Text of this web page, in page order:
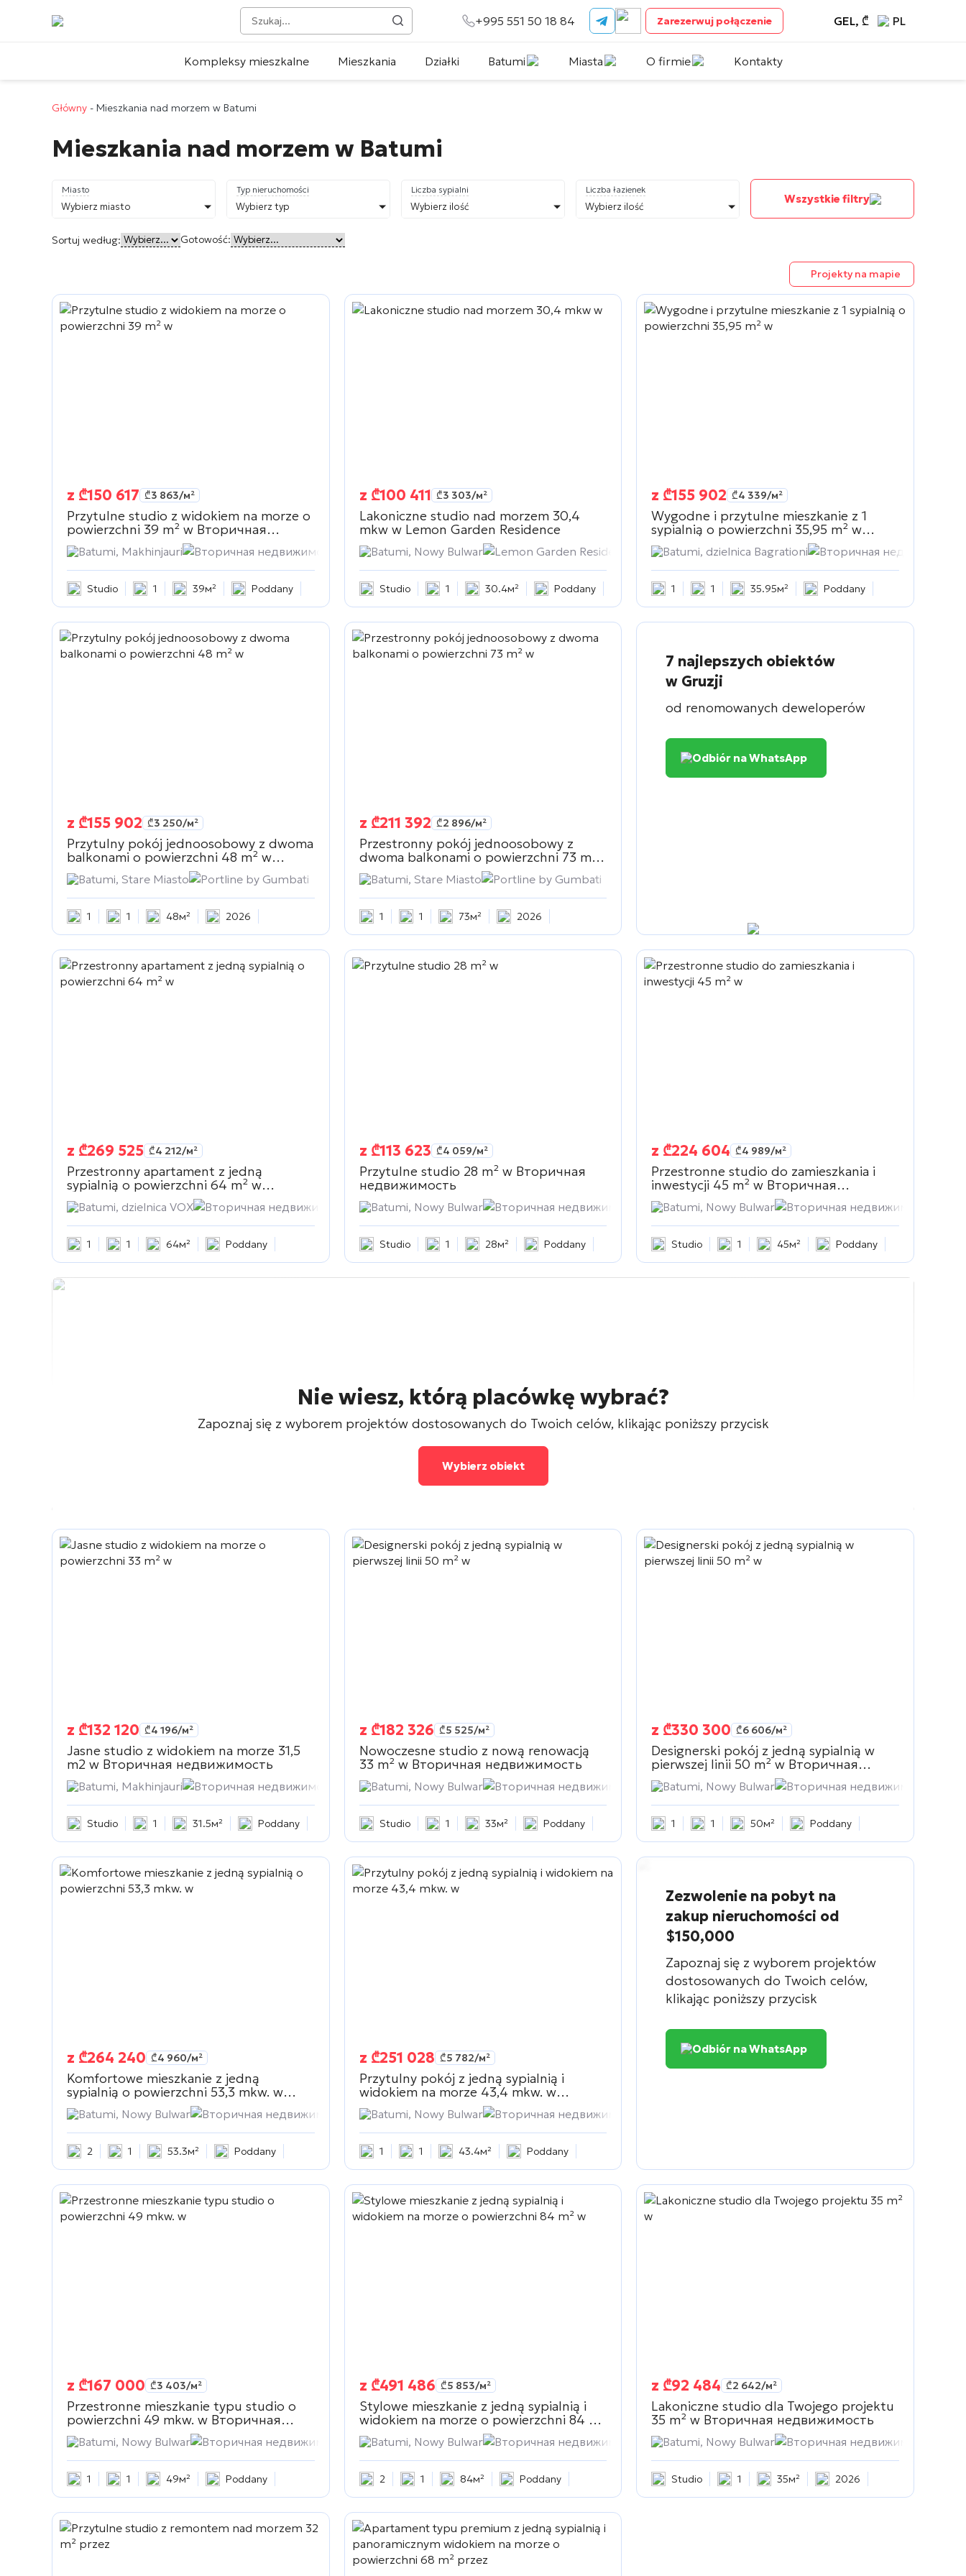
+995 551 50 18 84 Zarezerwuj połączenie GEL, ₾ PL
Kompleksy mieszkalne Mieszkania Działki Batumi Miasta O firmie Kontakty
Główny - Mieszkania nad morzem w Batumi
Mieszkania nad morzem w Batumi
Miasto
Wybierz miasto
Typ nieruchomości
Wybierz typ
Liczba sypialni
Wybierz ilość
Liczba łazienek
Wybierz ilość
Wszystkie filtry
Sortuj według: Gotowość:
Projekty na mapie
z ₾150 617 ₾3 863/м²
Przytulne studio z widokiem na morze o
powierzchni 39 m² w Вторичная
недвижимость
Batumi, Makhinjauri Вторичная недвижимость
Studio 1 39м² Poddany
z ₾100 411 ₾3 303/м²
Lakoniczne studio nad morzem 30,4
mkw wLemon Garden Residence
Batumi, Nowy Bulwar Lemon Garden Residence
Studio 1 30.4м² Poddany
z ₾155 902 ₾4 339/м²
Wygodne i przytulne mieszkanie z 1
sypialnią o powierzchni 35,95 m² w
Вторичная недвижимость
Batumi, dzielnica Bagrationi Вторичная
1 1 35.95м² Poddany
z ₾155 902 ₾3 250/м²
Przytulny pokój jednoosobowy z dwoma
balkonami o powierzchni 48 m² w
Portline by Gumbati
Batumi, Stare Miasto Portline by Gumbati
1 1 48м² 2026
z ₾211 392 ₾2 896/м²
Przestronny pokój jednoosobowy z
dwoma balkonami o powierzchni 73 m²
wPortline by Gumbati
Batumi, Stare Miasto Portline by Gumbati
1 1 73м² 2026
7 najlepszych obiektów
w Gruzji
od renomowanych deweloperów
Odbiór na WhatsApp
z ₾269 525 ₾4 212/м²
Przestronny apartament z jedną
sypialnią o powierzchni 64 m² w
Вторичная недвижимость
Batumi, dzielnica VOX Вторичная недвижимость
1 1 64м² Poddany
z ₾113 623 ₾4 059/м²
Przytulne studio 28 m² wВторичная
недвижимость
Batumi, Nowy Bulwar Вторичная недвижимость
Studio 1 28м² Poddany
z ₾224 604 ₾4 989/м²
Przestronne studio do zamieszkania i
inwestycji 45 m² w Вторичная
недвижимость
Batumi, Nowy Bulwar Вторичная недвижимость
Studio 1 45м² Poddany
Nie wiesz, którą placówkę wybrać?
Zapoznaj się z wyborem projektów dostosowanych do Twoich celów, klikając poniższy przycisk
Wybierz obiekt
z ₾132 120 ₾4 196/м²
Jasne studio z widokiem na morze 31,5
m2 w Вторичная недвижимость
Batumi, Makhinjauri Вторичная недвижимость
Studio 1 31.5м² Poddany
z ₾182 326 ₾5 525/м²
Nowoczesne studio z nową renowacją
33 m² wВторичная недвижимость
Batumi, Nowy Bulwar Вторичная недвижимость
Studio 1 33м² Poddany
z ₾330 300 ₾6 606/м²
Designerski pokój z jedną sypialnią w
pierwszej linii 50 m² w Вторичная
недвижимость
Batumi, Nowy Bulwar Вторичная недвижимость
1 1 50м² Poddany
z ₾264 240 ₾4 960/м²
Komfortowe mieszkanie z jedną
sypialnią o powierzchni 53,3 mkw. w
Вторичная недвижимость
Batumi, Nowy Bulwar Вторичная недвижимость
2 1 53.3м² Poddany
z ₾251 028 ₾5 782/м²
Przytulny pokój z jedną sypialnią i
widokiem na morze 43,4 mkw. w
Вторичная недвижимость
Batumi, Nowy Bulwar Вторичная недвижимость
1 1 43.4м² Poddany
Zezwolenie na pobyt na
zakup nieruchomości od
$150,000
Zapoznaj się z wyborem projektów
dostosowanych do Twoich celów,
klikając poniższy przycisk
Odbiór na WhatsApp
z ₾167 000 ₾3 403/м²
Przestronne mieszkanie typu studio o
powierzchni 49 mkw. w Вторичная
недвижимость
Batumi, Nowy Bulwar Вторичная недвижимость
1 1 49м² Poddany
z ₾491 486 ₾5 853/м²
Stylowe mieszkanie z jedną sypialnią i
widokiem na morze o powierzchni 84 m²
wВторичная недвижимость
Batumi, Nowy Bulwar Вторичная недвижимость
2 1 84м² Poddany
z ₾92 484 ₾2 642/м²
Lakoniczne studio dla Twojego projektu
35 m² w Вторичная недвижимость
Batumi, Nowy Bulwar Вторичная недвижимость
Studio 1 35м² 2026